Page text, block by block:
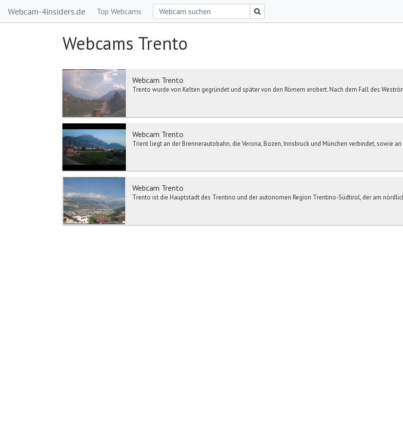
Webcam-4insiders.de Top Webcams
Webcams Trento
Webcam Trento
Trento wurde von Kelten gegründet und später von den Römern erobert. Nach dem Fall des
Webcam Trento
Trient liegt an der Brennerautobahn, die Verona, Bozen, Innsbruck und München verbindet, sowie
Webcam Trento
Trento ist die Hauptstadt des Trentino und der autonomen Region Trentino-Südtirol, der am